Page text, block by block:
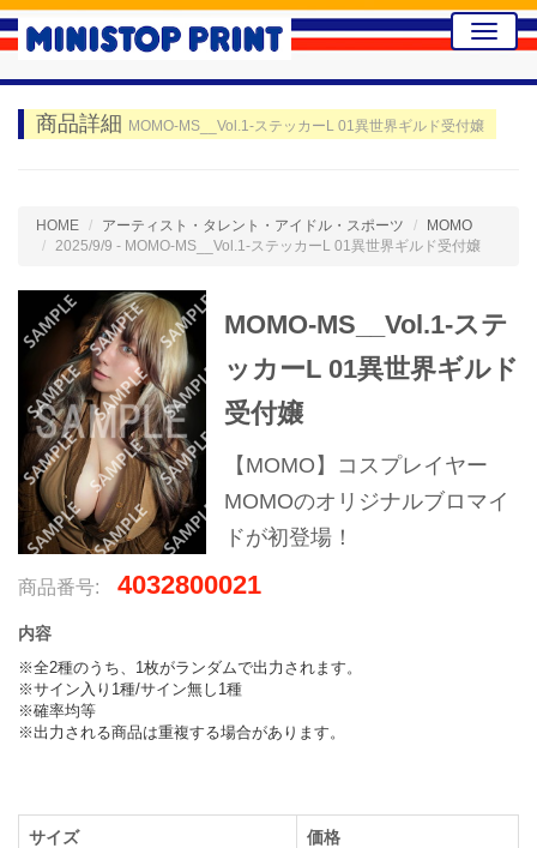
Toggle
商品詳細 MOMO-MS__Vol.1-ステッカーL 01異世界ギルド受付嬢
HOME アーティスト・タレント・アイドル・スポーツ
MOMO
2025/9/9 - MOMO-MS__Vol.1-ステッカーL 01異世界ギルド受付嬢
MOMO-MS__Vol.1-ステ
ッカーL 01異世界ギルド
受付嬢
【MOMO】コスプレイヤー
MOMOのオリジナルブロマイ
ドが初登場！
商品番号: 4032800021
内容
※全2種のうち、1枚がランダムで出力されます。
※サイン入り1種/サイン無し1種
※確率均等
※出力される商品は重複する場合があります。
サイズ 価格